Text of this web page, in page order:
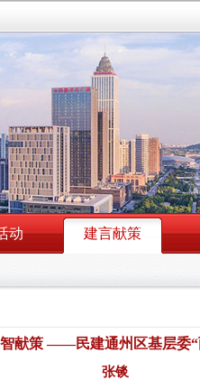
动 建言献策
献策 ——民建通州区基层委“
张锬